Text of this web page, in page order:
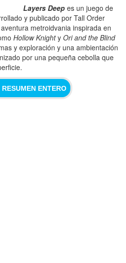
Layers Deep es un juego de
y publicado por Tall Order
metroidvania inspirada en
Hollow KnightyOri and the Blind
y exploración y una ambientación
por una pequeña cebolla que
ENTERO